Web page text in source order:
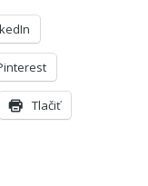
Tlačiť